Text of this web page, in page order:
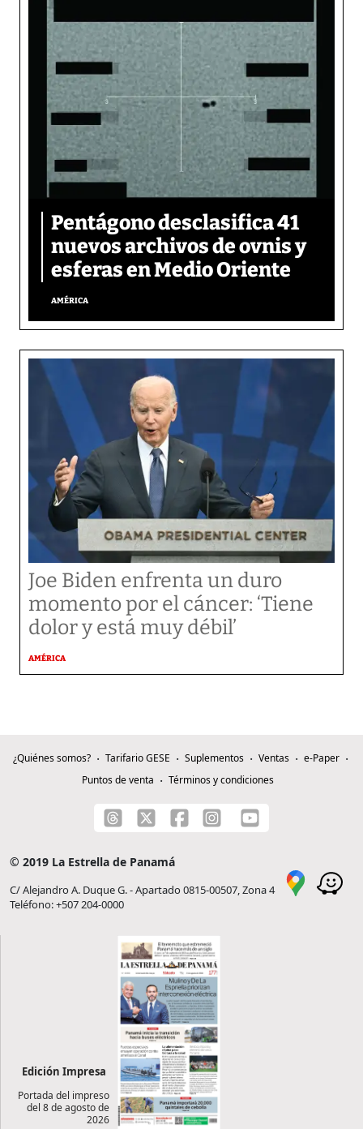
Pentágono desclasifica 41
nuevos archivos de ovnis y
esferas en Medio Oriente
AMÉRICA
Joe Biden enfrenta un duro
momento por el cáncer: ‘Tiene
dolor y está muy débil’
AMÉRICA
¿Quiénes somos? Tarifario GESE Suplementos Ventas
e-Paper
Puntos de venta
Términos y condiciones
© 2019 La Estrella de Panamá
C/ Alejandro A. Duque G. - Apartado 0815-00507, Zona 4
Teléfono: +507 204-0000
Edición Impresa
Portada del impreso
del 8 de agosto de
2026